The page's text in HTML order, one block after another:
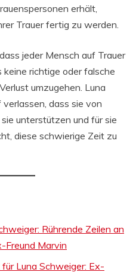
erhält,
Trauer fertig zu werden.
jeder Mensch auf Trauer
richtige oder falsche
umzugehen. Luna
dass sie von
unterstützen und für sie
diese schwierige Zeit zu
Rührende Zeilen an
Freund Marvin
für Luna Schweiger: Ex-